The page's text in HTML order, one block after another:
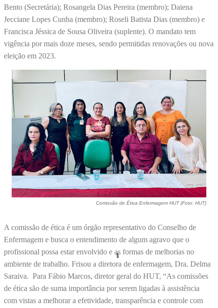
Bento (Secretária); Rosangela Dias Pereira (membro); Daiena
Jecciane Lopes Cunha (membro); Roseli Batista Dias (membro) e
Francisca Jéssica de Sousa Oliveira (suplente). O mandato tem
vigência por mais doze meses, sendo permitidas renovações ou nova
eleição em 2023.
Comissão de Ética Enfermagem HUT (Foto: HUT)
A comissão de ética é um órgão representativo do Conselho de
Enfermagem e busca o entendimento de algum agravo que o
profissional possa estar envolvido e as formas de melhorias no
ambiente de trabalho. Frisou a diretora de enfermagem, Dra. Delma
Saraiva. Para Fábio Marcos, diretor geral do HUT, “As comissões
de ética são de suma importância por serem ligadas à assistência
com vistas a melhorar a efetividade, transparência e controle com